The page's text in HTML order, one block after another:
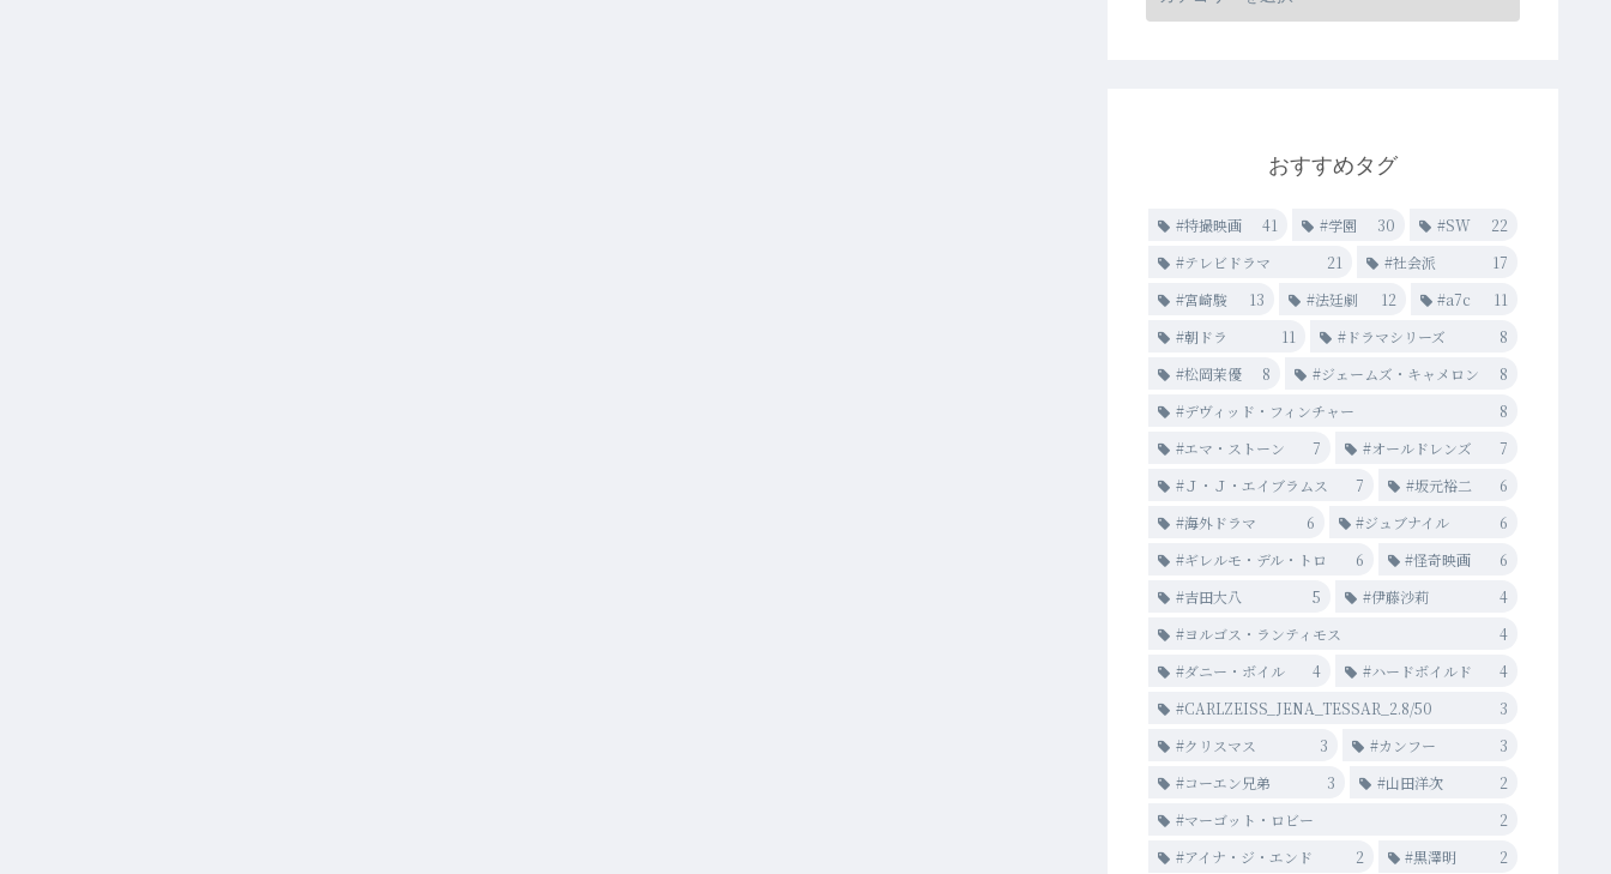
おすすめタグ
#特撮映画 41 #学園 30 #SW
22
#テレビドラマ
21 #社会派
17
#宮崎駿
13 #法廷劇 12 #a7c
11
#朝ドラ
11 #ドラマシリーズ
8
#松岡茉優
8 #ジェームズ・キャメロン
8
#デヴィッド・フィンチャー
8
#エマ・ストーン
7 #オールドレンズ
7
#Ｊ・Ｊ・エイブラムス
7 #坂元裕二
6
#海外ドラマ
6 #ジュブナイル
6
#ギレルモ・デル・トロ
6 #怪奇映画
6
#吉田大八
5 #伊藤沙莉
4
#ヨルゴス・ランティモス
4
#ダニー・ボイル
4 #ハードボイルド
4
#CARLZEISS_JENA_TESSAR_2.8/50
3
#クリスマス
3 #カンフー
3
#コーエン兄弟
3 #山田洋次
2
#マーゴット・ロビー
2
#アイナ・ジ・エンド
2 #黒澤明
2